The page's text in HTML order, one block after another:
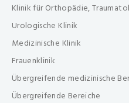
Klinik für Orthopädie,
Urologische Klinik
Medizinische Klinik
Frauenklinik
Übergreifende medizinische
Übergreifende Bereiche